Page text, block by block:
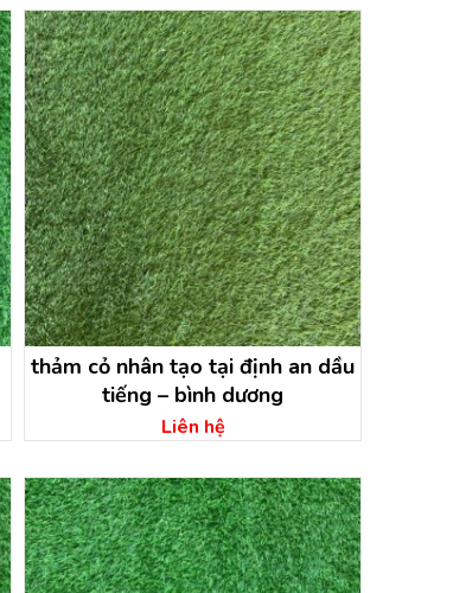
thảm cỏ nhân tạo tại định an dầu
tiếng – bình dương
Liên hệ